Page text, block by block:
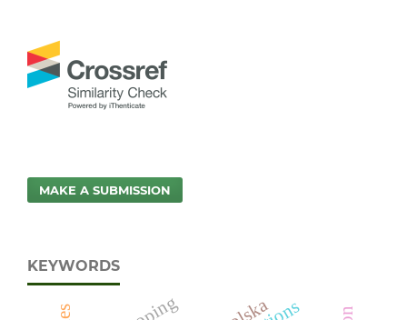
MAKE A SUBMISSION
KEYWORDS